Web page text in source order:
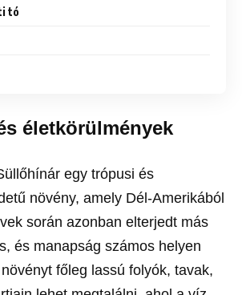
tó
életkörülmények
egy trópusi és
növény, amely Dél-Amerikából
során azonban elterjedt más
és manapság számos helyen
főleg lassú folyók, tavak,